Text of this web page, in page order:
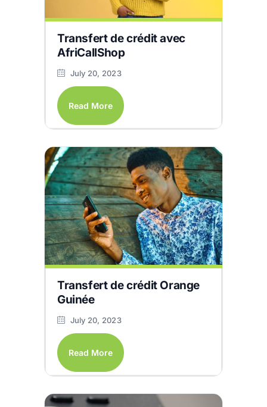
Transfert de crédit avec
AfriCallShop
July 20, 2023
Read More
Transfert de crédit Orange
Guinée
July 20, 2023
Read More